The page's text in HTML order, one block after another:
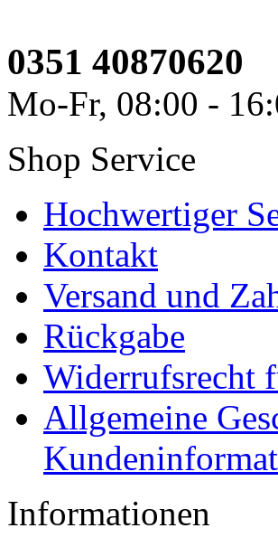
0351 40870620
Mo-Fr, 08:00 -
Shop Service
Hochwertiger
Kontakt
Versand und
Rückgabe
Widerrufsrecht
Allgemeine
Informationen